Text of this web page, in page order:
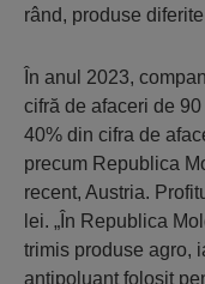
rând, produse
În anul 2023,
cifră de afaceri de
40% din cifra de
precum Republica
recent, Austria.
lei. „În Republica
trimis produse agro,
antipoluant folosit